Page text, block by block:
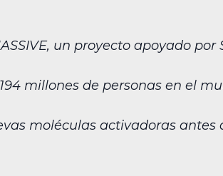
un proyecto apoyado
millones de personas en el
moléculas activadoras